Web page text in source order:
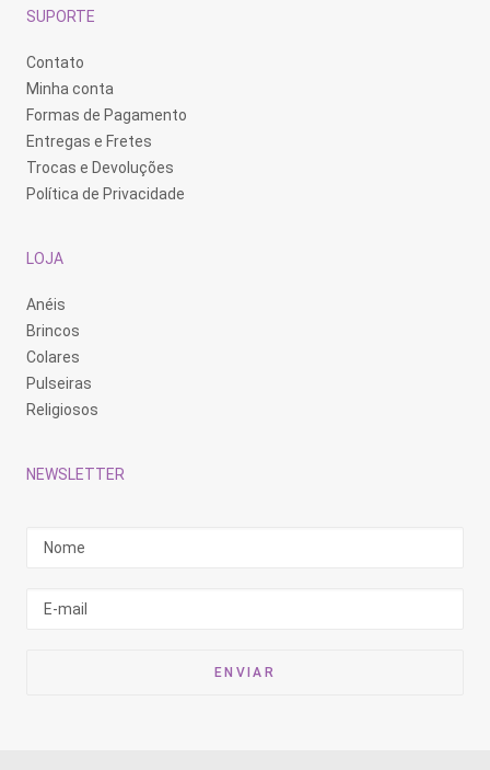
SUPORTE
Contato
Minha conta
Formas de Pagamento
Entregas e Fretes
Trocas e Devoluções
Política de Privacidade
LOJA
Anéis
Brincos
Colares
Pulseiras
Religiosos
NEWSLETTER